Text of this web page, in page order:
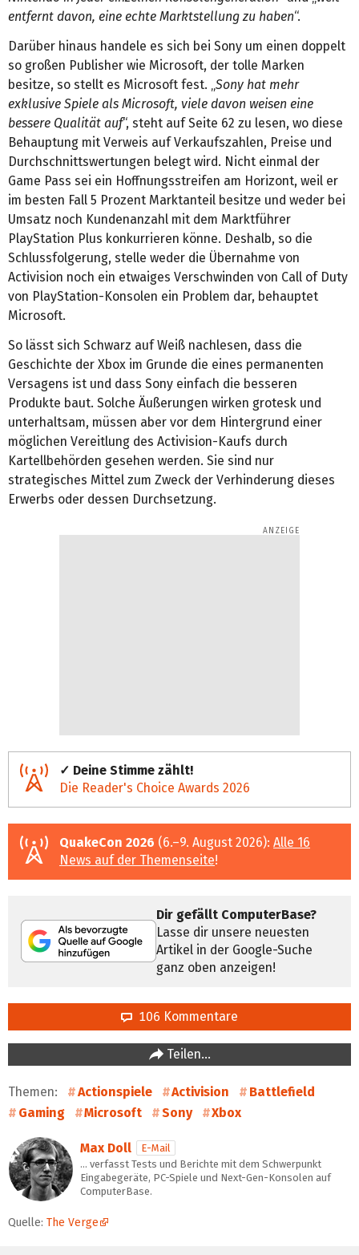
entfernt davon, eine echte Marktstellung zu haben“.
Darüber hinaus handele es sich bei Sony um einen doppelt
so großen Publisher wie Microsoft, der tolle Marken
besitze, so stellt es Microsoft fest. „ Sony hat mehr
exklusive Spiele als Microsoft, viele davon weisen eine
bessere Qualität auf“, steht auf Seite 62 zu lesen, wo diese
Behauptung mit Verweis auf Verkaufszahlen, Preise und
Durchschnittswertungen belegt wird. Nicht einmal der
Game Pass sei ein Hoffnungsstreifen am Horizont, weil er
im besten Fall 5 Prozent Marktanteil besitze und weder bei
Umsatz noch Kundenanzahl mit dem Marktführer
PlayStation Plus konkurrieren könne. Deshalb, so die
Schlussfolgerung, stelle weder die Übernahme von
Activision noch ein etwaiges Verschwinden von Call of Duty
von PlayStation-Konsolen ein Problem dar, behauptet
Microsoft.
So lässt sich Schwarz auf Weiß nachlesen, dass die
Geschichte der Xbox im Grunde die eines permanenten
Versagens ist und dass Sony einfach die besseren
Produkte baut. Solche Äußerungen wirken grotesk und
unterhaltsam, müssen aber vor dem Hintergrund einer
möglichen Vereitlung des Activision-Kaufs durch
Kartellbehörden gesehen werden. Sie sind nur
strategisches Mittel zum Zweck der Verhinderung dieses
Erwerbs oder dessen Durchsetzung.
✓ Deine Stimme zählt!
Die Reader's Choice Awards 2026
QuakeCon 2026 (6.–9. August 2026): Alle 16
News auf der Themenseite!
Dir gefällt ComputerBase?
Lasse dir unsere neuesten
Artikel in der Google-Suche
ganz oben anzeigen!
106 Kommentare
Teilen…
Themen: Actionspiele Activision
Battlefield
Gaming
Microsoft Sony Xbox
Max Doll
E-Mail
… verfasst Tests und Berichte mit dem Schwerpunkt
Eingabegeräte, PC-Spiele und Next-Gen-Konsolen auf
ComputerBase.
Quelle: The Verge